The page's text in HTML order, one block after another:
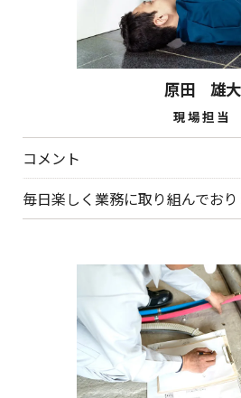
原田 雄大
現場担当
コメント
毎日楽しく業務に取り組んでおり